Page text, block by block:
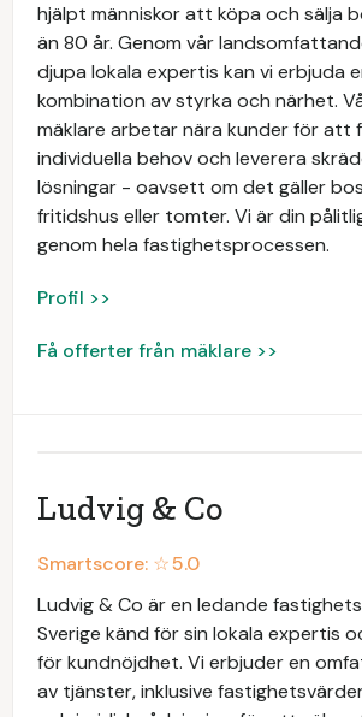
hjälpt människor att köpa och sälja
än 80 år. Genom vår
djupa lokala expertis kan vi erbjuda
kombination av styrka och närhet.
mäklare arbetar nära kunder för att
individuella behov och leverera
lösningar - oavsett om det gäller
fritidshus eller tomter. Vi är din
genom hela fastighetsprocessen.
Profil >>
Få offerter från mäklare >>
Ludvig & Co
Smartscore: ☆5.0
Ludvig & Co är en ledande
Sverige känd för sin lokala expertis
för kundnöjdhet. Vi erbjuder en
av tjänster, inklusive